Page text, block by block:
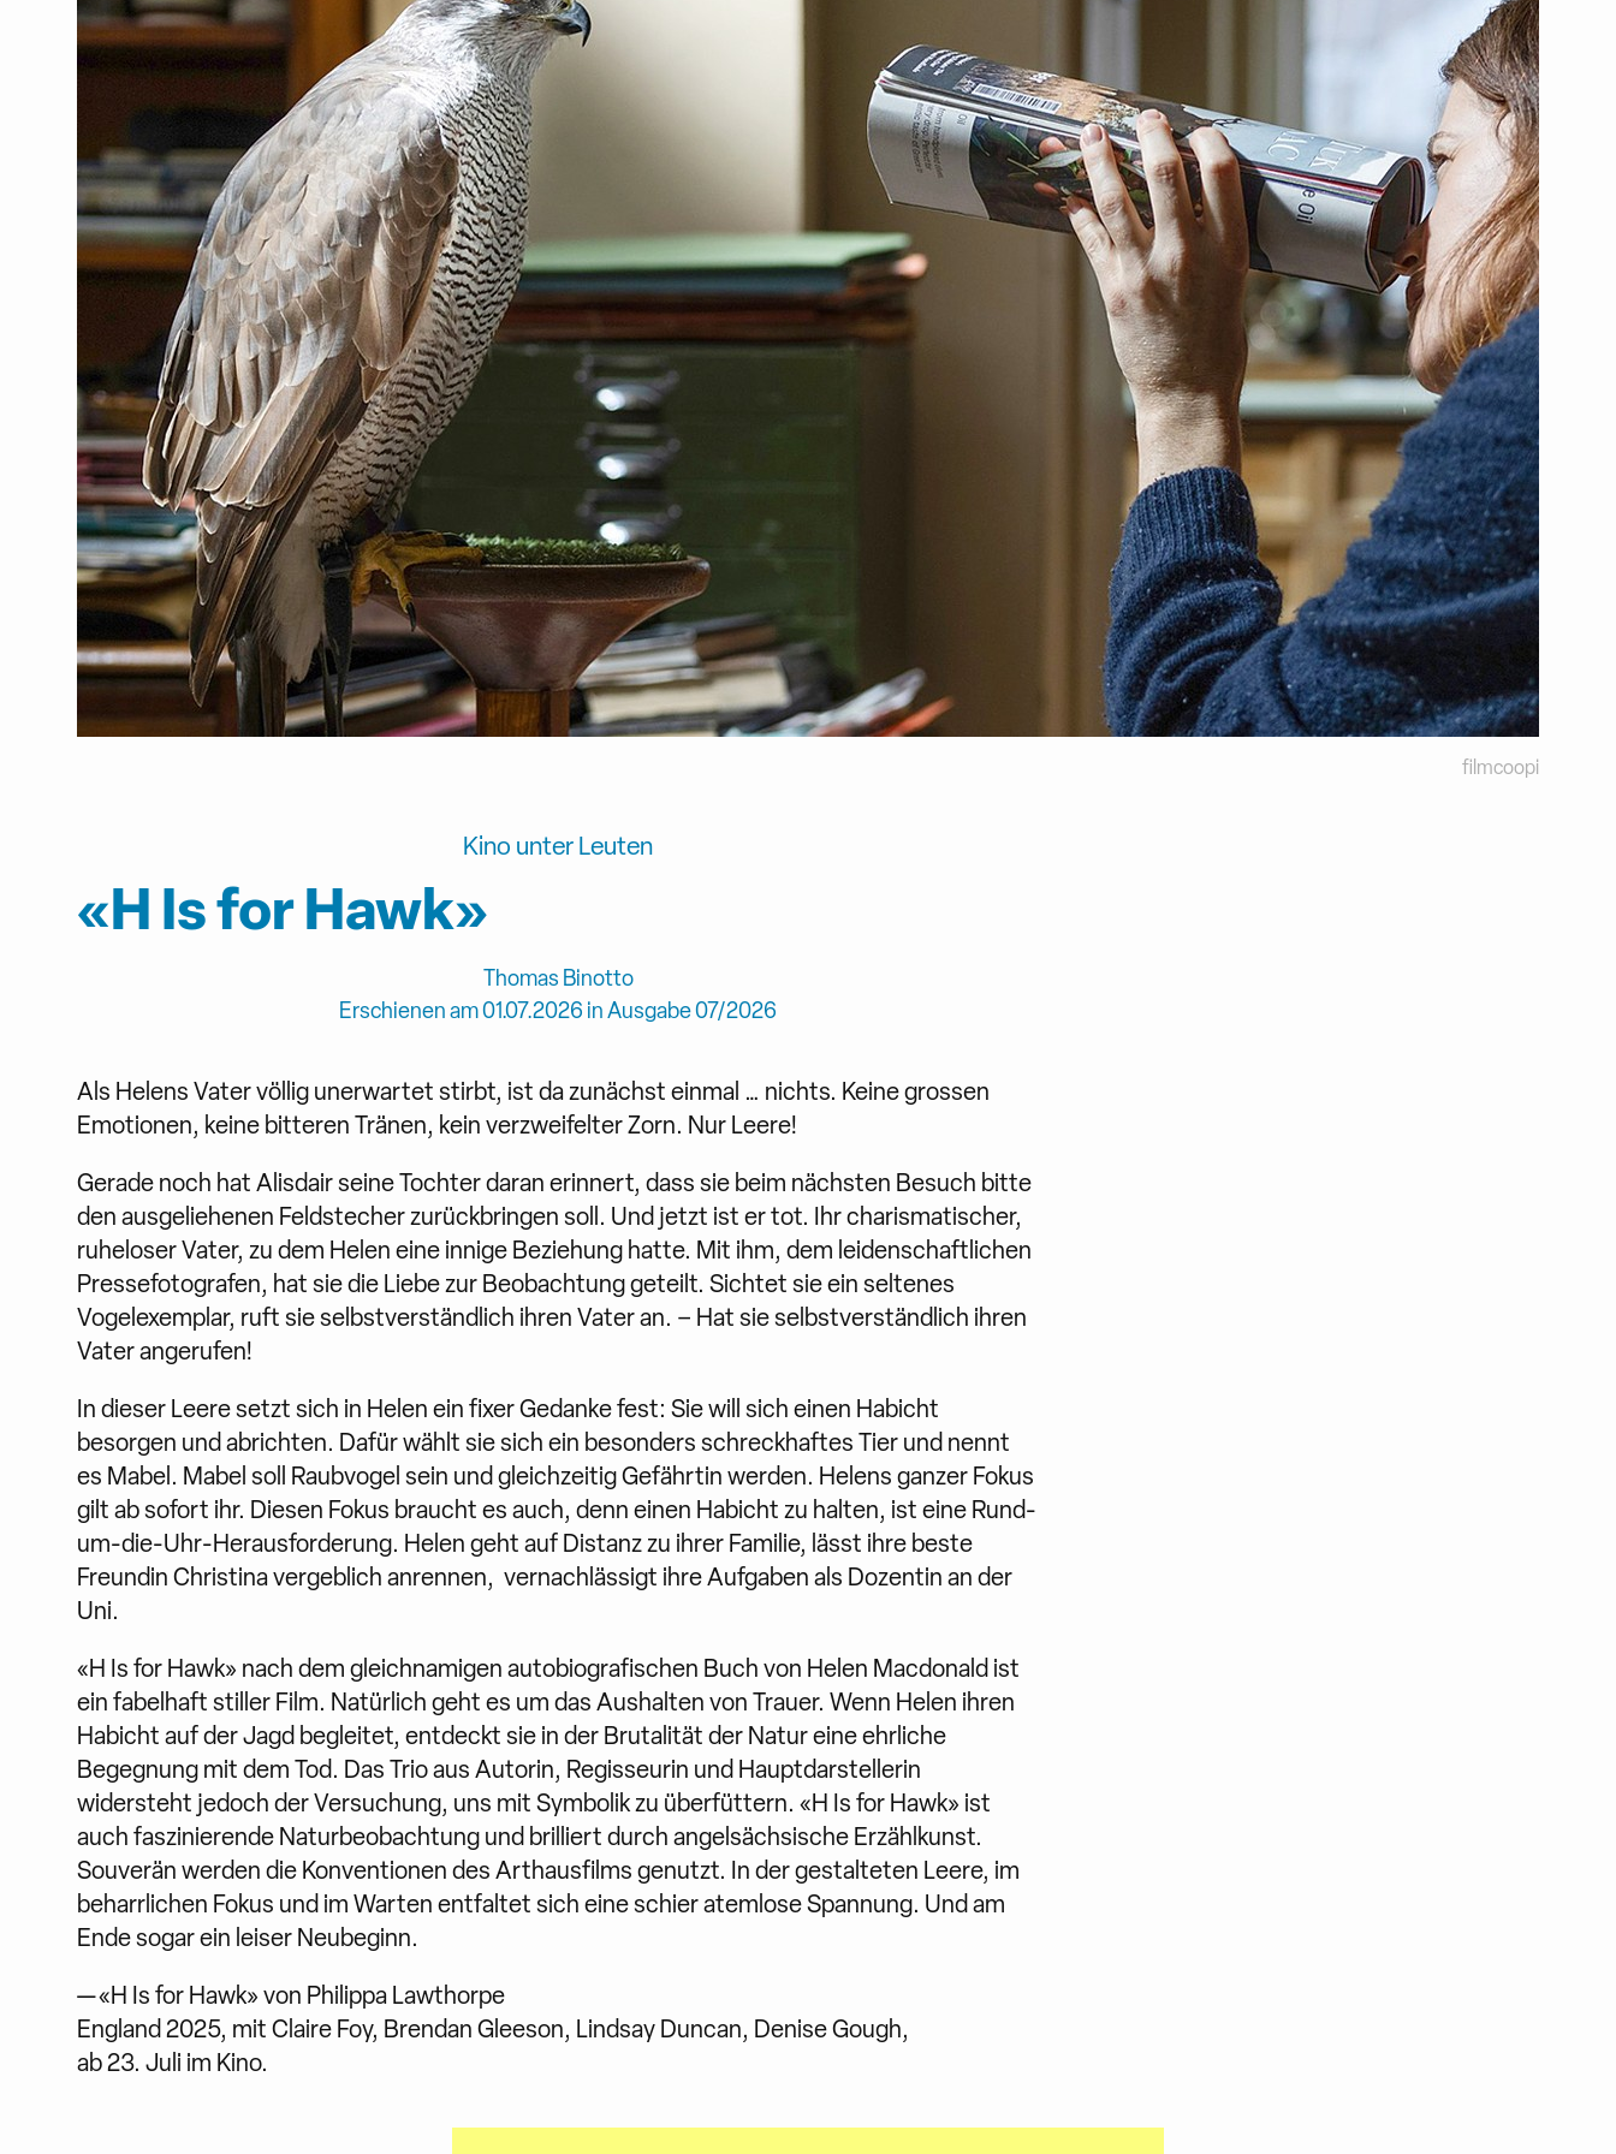
filmcoopi
Kino unter Leuten
«H Is for Hawk»
Thomas Binotto
Erschienen am 01.07.2026 in Ausgabe 07/2026
Als Helens Vater völlig unerwartet stirbt, ist da zunächst einmal … nichts. Keine grossen
Emotionen, keine bitteren Tränen, kein verzweifelter Zorn. Nur Leere!
Gerade noch hat Alisdair seine Tochter daran erinnert, dass sie beim nächsten Besuch bitte
den ausgeliehenen Feldstecher zurückbringen soll. Und jetzt ist er tot. Ihr charismatischer,
ruheloser Vater, zu dem Helen eine innige Beziehung hatte. Mit ihm, dem leidenschaftlichen
Pressefotografen, hat sie die Liebe zur Beobachtung geteilt. Sichtet sie ein seltenes
Vogelexemplar, ruft sie selbstverständlich ihren Vater an. – Hat sie selbstverständlich ihren
Vater angerufen!
In dieser Leere setzt sich in Helen ein fixer Gedanke fest: Sie will sich einen Habicht
besorgen und abrichten. Dafür wählt sie sich ein besonders schreckhaftes Tier und nennt
es Mabel. Mabel soll Raubvogel sein und gleichzeitig Gefährtin werden. Helens ganzer Fokus
gilt ab sofort ihr. Diesen Fokus braucht es auch, denn einen Habicht zu halten, ist eine Rund-
um-die-Uhr-Herausforderung. Helen geht auf Distanz zu ihrer Familie, lässt ihre beste
Freundin Christina vergeblich anrennen, vernachlässigt ihre Aufgaben als Dozentin an der
Uni.
«H Is for Hawk» nach dem gleichnamigen autobiografischen Buch von Helen Macdonald ist
ein fabelhaft stiller Film. Natürlich geht es um das Aushalten von Trauer. Wenn Helen ihren
Habicht auf der Jagd begleitet, entdeckt sie in der Brutalität der Natur eine ehrliche
Begegnung mit dem Tod. Das Trio aus Autorin, Regisseurin und Hauptdarstellerin
widersteht jedoch der Versuchung, uns mit Symbolik zu überfüttern. «H Is for Hawk» ist
auch faszinierende Naturbeobachtung und brilliert durch angelsächsische Erzählkunst.
Souverän werden die Konventionen des Arthausfilms genutzt. In der gestalteten Leere, im
beharrlichen Fokus und im Warten entfaltet sich eine schier atemlose Spannung. Und am
Ende sogar ein leiser Neubeginn.
— «H Is for Hawk» von Philippa Lawthorpe
England 2025, mit Claire Foy, Brendan Gleeson, Lindsay Duncan, Denise Gough,
ab 23. Juli im Kino.